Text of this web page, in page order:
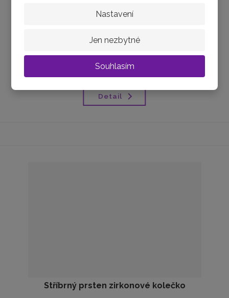
Nastavení
Jen nezbytné
Souhlasím
skladem
od650 Kč
Detail
Stříbrný prsten zirkonové kolečko